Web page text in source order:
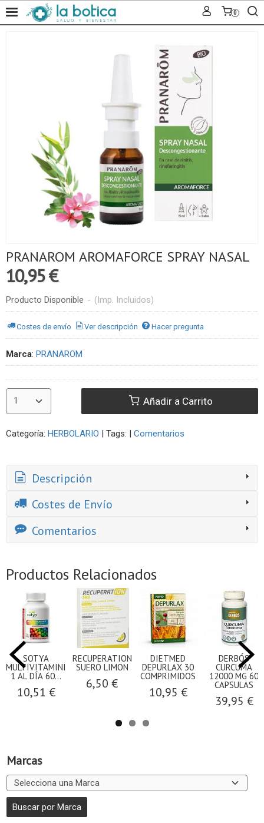
0
Marcas
PRANAROM AROMAFORCE SPRAY NASAL
10,95 €
Producto Disponible - (Imp. Incluidos)
Costes de envío Ver descripción Hacer pregunta
Marca: PRANAROM
Añadir a Carrito
Categoría: HERBOLARIO | Tags: | Comentarios
Descripción
Costes de Envío
Comentarios
Productos Relacionados
SOTYA
MULTIVITAMINICO
1 AL DÍA 60...
10,51 €
RECUPERATION
SUERO LIMON
6,50 €
DIETMED
DEPURLAX 30
COMPRIMIDOS
10,95 €
​DERBÓS
CURCUMA
12000 MG 60
CAPSULAS
39,95 €